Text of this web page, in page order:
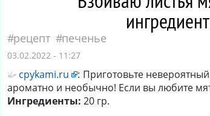
рецепт печенье
03.02.2022 - 11:27
cpykami.ru : Приготовьте
ароматно и необычно! Если вы любите
Ингредиенты: 20 гр.